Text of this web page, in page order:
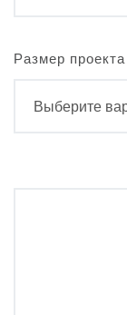
Размер проекта